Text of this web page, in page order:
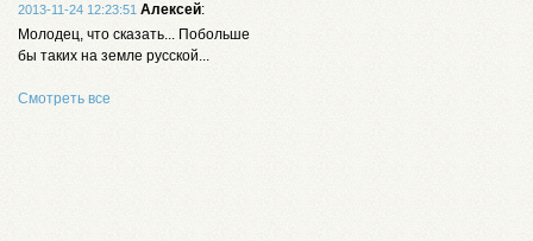
2013-11-24 12:23:51 Алексей:
Молодец, что сказать... Побольше
бы таких на земле русской...
Смотреть все